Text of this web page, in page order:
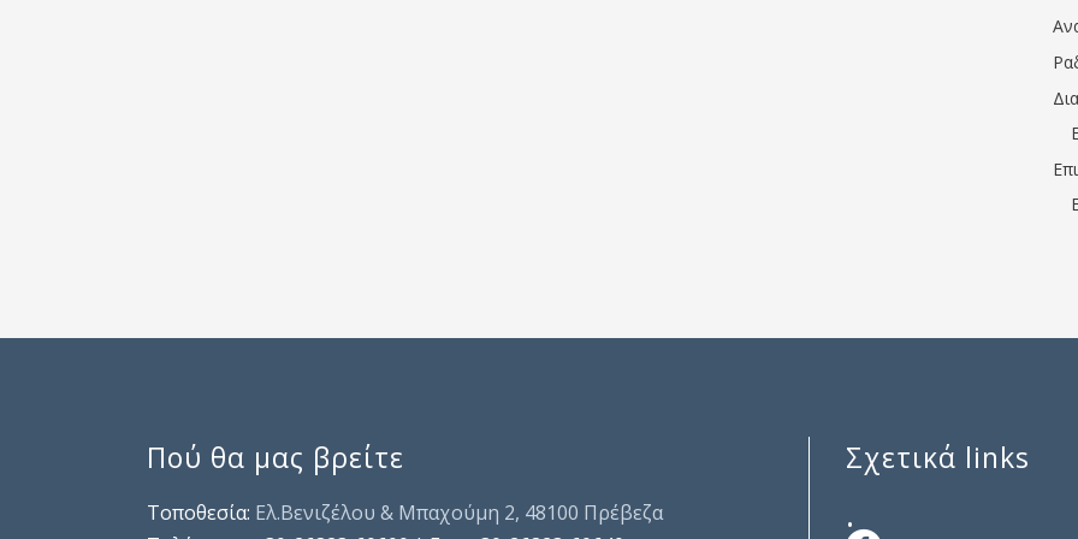
Πού θα μας βρείτε
Τοποθεσία: Ελ.Βενιζέλου & Μπαχούμη 2, 48100 Πρέβεζα
Σχετικά links
.